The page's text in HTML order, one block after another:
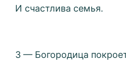
И счастлива семья.
3 — Богородица